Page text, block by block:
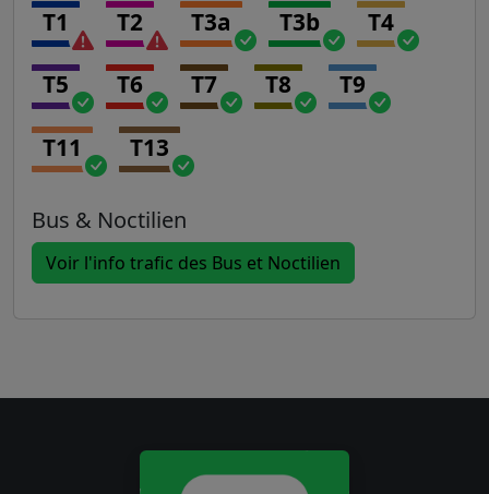
T1 T2 T3a T3b T4
T5 T6 T7 T8 T9
T11 T13
Bus & Noctilien
Voir l'info trafic des Bus et Noctilien